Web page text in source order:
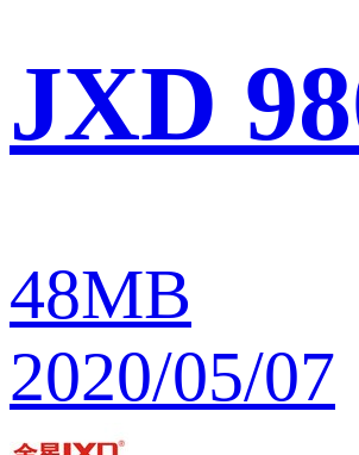
JXD
48MB
2020/05/07